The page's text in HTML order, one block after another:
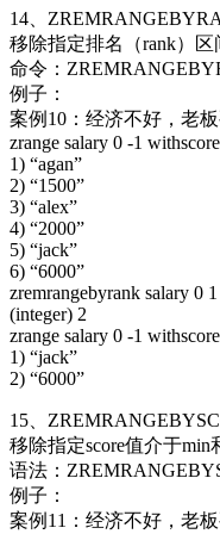
14、
移除指定排名（rank）
命令：
例子：
案例10：经济不好，老
zrange salary 0 -1
1) “agan”
2) “1500”
3) “alex”
4) “2000”
5) “jack”
6) “6000”
zremrangebyrank salary 0 1
(integer) 2
zrange salary 0 -1
1) “jack”
2) “6000”
15、
移除指定score值介于min
语法：
例子：
案例11：经济不好，老